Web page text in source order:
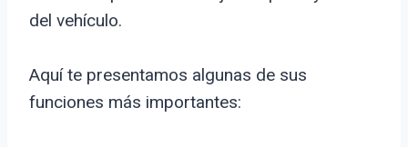
del vehículo.
Aquí te presentamos algunas de sus
funciones más importantes: